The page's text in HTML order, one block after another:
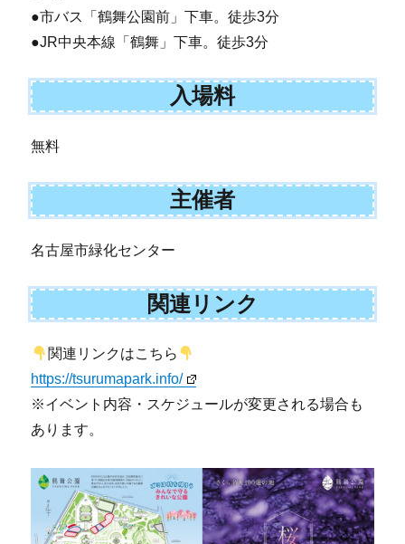
●市バス「鶴舞公園前」下車。徒歩3分
●JR中央本線「鶴舞」下車。徒歩3分
入場料
無料
主催者
名古屋市緑化センター
関連リンク
関連リンクはこちら
https://tsurumapark.info/
※イベント内容・スケジュールが変更される場合も
あります。